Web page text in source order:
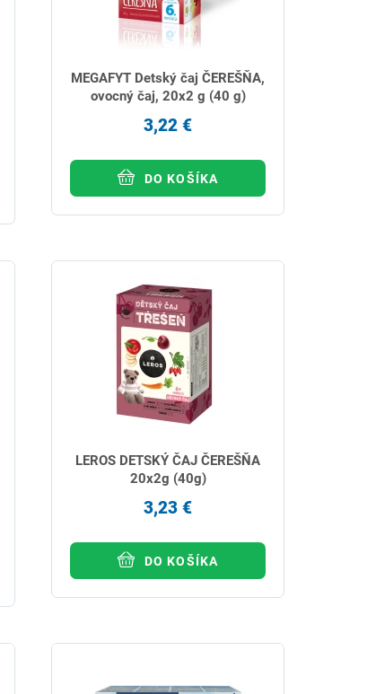
MEGAFYT Detský čaj ČEREŠŇA,
ovocný čaj, 20x2 g (40 g)
3,22 €
DO KOŠÍKA
LEROS DETSKÝ ČAJ ČEREŠŇA
20x2g (40g)
3,23 €
DO KOŠÍKA